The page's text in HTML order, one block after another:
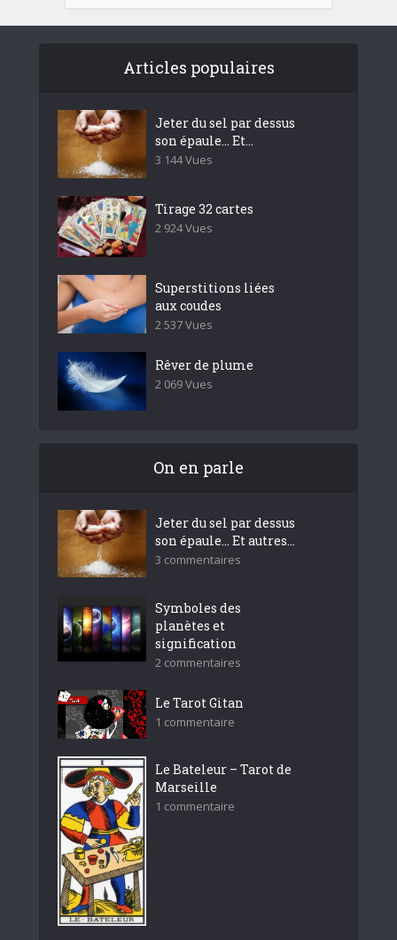
Articles populaires
Jeter du sel par dessus
son épaule… Et...
3 144 Vues
Tirage 32 cartes
2 924 Vues
Superstitions liées
aux coudes
2 537 Vues
Rêver de plume
2 069 Vues
On en parle
Jeter du sel par dessus
son épaule… Et autres...
3 commentaires
Symboles des
planètes et
signification
2 commentaires
Le Tarot Gitan
1 commentaire
Le Bateleur – Tarot de
Marseille
1 commentaire